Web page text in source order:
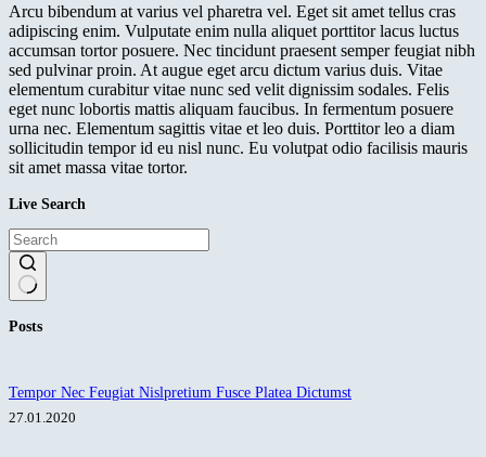
Arcu bibendum at varius vel pharetra vel. Eget sit amet tellus cras
adipiscing enim. Vulputate enim nulla aliquet porttitor lacus luctus
accumsan tortor posuere. Nec tincidunt praesent semper feugiat nibh
sed pulvinar proin. At augue eget arcu dictum varius duis. Vitae
elementum curabitur vitae nunc sed velit dignissim sodales. Felis
eget nunc lobortis mattis aliquam faucibus. In fermentum posuere
urna nec. Elementum sagittis vitae et leo duis. Porttitor leo a diam
sollicitudin tempor id eu nisl nunc. Eu volutpat odio facilisis mauris
sit amet massa vitae tortor.
Live Search
results
Posts
Tempor Nec Feugiat Nislpretium Fusce Platea Dictumst
27.01.2020